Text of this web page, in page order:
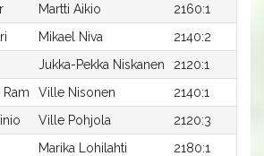
Martti Aikio 2160:1
Mikael Niva 2140:2
Jukka-Pekka Niskanen 2120:1
Ville Nisonen 2140:1
Ville Pohjola 2120:3
Marika Lohilahti 2180:1